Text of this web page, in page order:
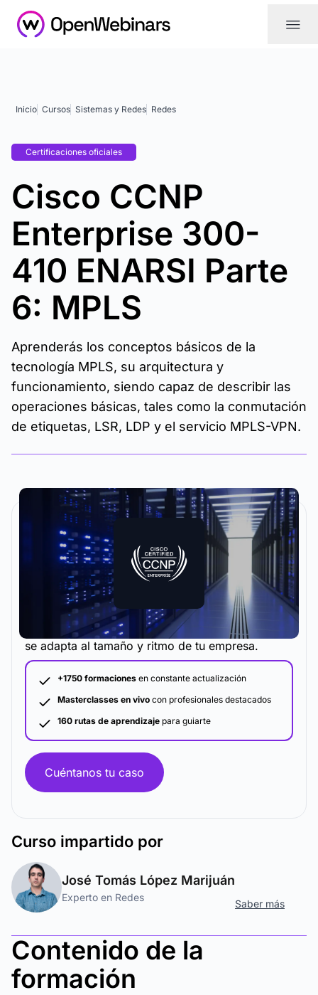
|||
Inicio Cursos Sistemas y Redes Redes
Certificaciones oficiales
Cisco CCNP
Enterprise 300-
410 ENARSI Parte
6: MPLS
Aprenderás los conceptos básicos de la
tecnología MPLS, su arquitectura y
funcionamiento, siendo capaz de describir las
operaciones básicas, tales como la conmutación
de etiquetas, LSR, LDP y el servicio MPLS-VPN.
La metodología y plataforma de formación que
se adapta al tamaño y ritmo de tu empresa.
+1750 formaciones en constante actualización
Masterclasses en vivo con profesionales destacados
160 rutas de aprendizaje para guiarte
Cuéntanos tu caso
Curso impartido por
José Tomás López Marijuán
Experto en Redes
Saber más
Contenido de la
formación